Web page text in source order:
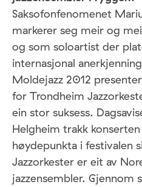
Saksofonfenomenet
markerer seg meir og
og som soloartist der
internasjonal
Moldejazz 2012
for Trondheim
ein stor suksess.
Helgheim trakk
høydepunkta i festivalen
Jazzorkester er eit av
jazzensembler. Gjennom